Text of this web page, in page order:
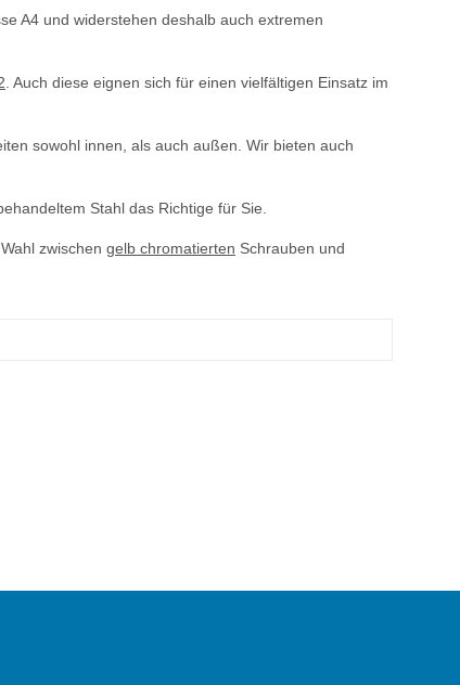
A4 und widerstehen deshalb auch extremen
. Auch diese eignen sich für einen vielfältigen Einsatz im
sowohl innen, als auch außen. Wir bieten auch
Stahl das Richtige für Sie.
zwischen gelb chromatierten Schrauben und